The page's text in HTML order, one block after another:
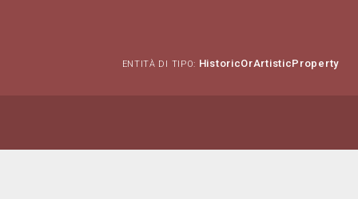
ENTITÀ DI TIPO: HistoricOrArtisticProperty